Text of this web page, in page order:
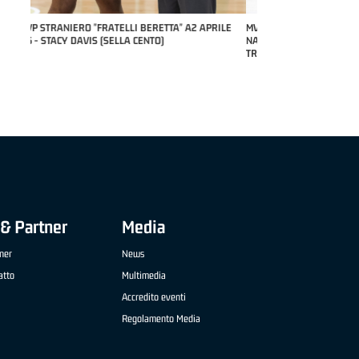
MVP "FRATELLI BERETTA" SAMUEL DILAS B
NAZIONALE APRILE '26 - MARCO RESTELLI (TAV
Partner Media
News
Multimedia
Accredito eventi
Regolamento Media